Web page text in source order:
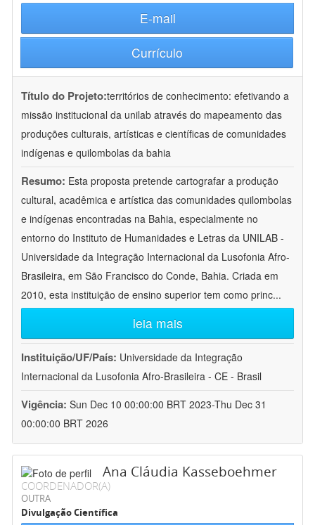
E-mail
Currículo
Título do Projeto:territórios de conhecimento: efetivando a
missão institucional da unilab através do mapeamento das
produções culturais, artísticas e científicas de comunidades
indígenas e quilombolas da bahia
Resumo: Esta proposta pretende cartografar a produção
cultural, acadêmica e artística das comunidades quilombolas
e indígenas encontradas na Bahia, especialmente no
entorno do Instituto de Humanidades e Letras da UNILAB -
Universidade da Integração Internacional da Lusofonia Afro-
Brasileira, em São Francisco do Conde, Bahia. Criada em
2010, esta instituição de ensino superior tem como princ...
leia mais
Instituição/UF/País: Universidade da Integração
Internacional da Lusofonia Afro-Brasileira - CE - Brasil
Vigência: Sun Dec 10 00:00:00 BRT 2023-Thu Dec 31
00:00:00 BRT 2026
Ana Cláudia Kasseboehmer
COORDENADOR(A)
OUTRA
Divulgação Científica